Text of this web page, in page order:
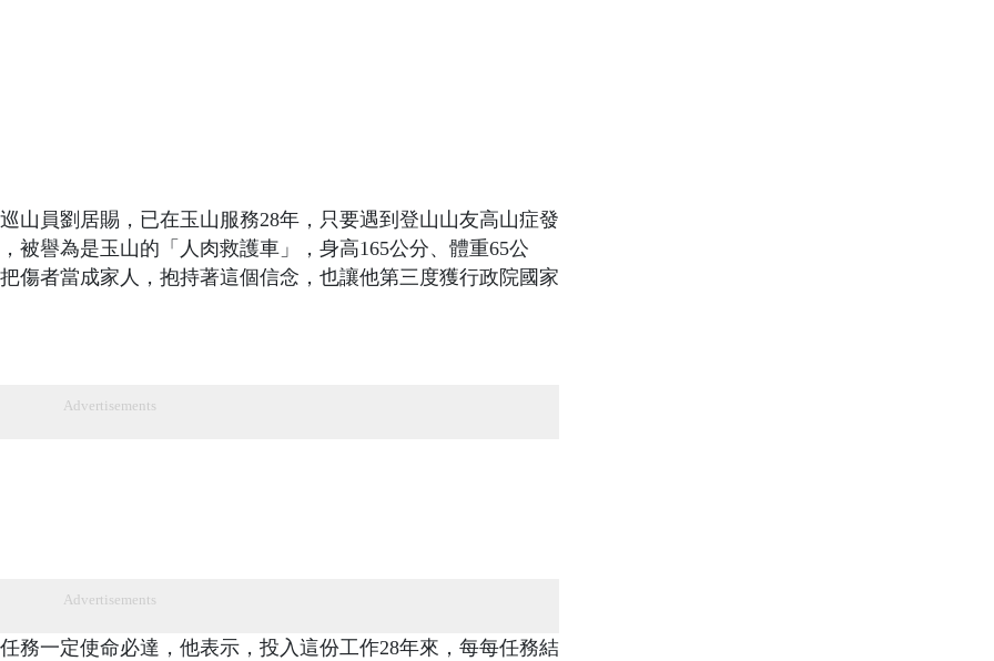
山員劉居賜，已在玉山服務28年，只要遇到登山山友高山症發
被譽為是玉山的「人肉救護車」，身高165公分、體重65公
傷者當成家人，抱持著這個信念，也讓他第三度獲行政院國家
Advertisements
Advertisements
務一定使命必達，他表示，投入這份工作28年來，每每任務結